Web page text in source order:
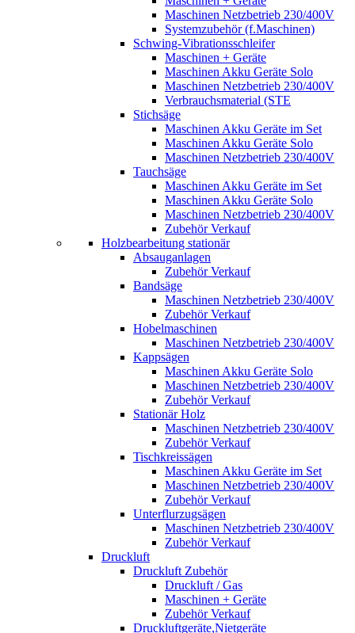
Maschinen Netzbetrieb 230/400V
Systemzubehör (f.Maschinen)
Schwing-Vibrationsschleifer
Maschinen + Geräte
Maschinen Akku Geräte Solo
Maschinen Netzbetrieb 230/400V
Verbrauchsmaterial (STE
Stichsäge
Maschinen Akku Geräte im Set
Maschinen Akku Geräte Solo
Maschinen Netzbetrieb 230/400V
Tauchsäge
Maschinen Akku Geräte im Set
Maschinen Akku Geräte Solo
Maschinen Netzbetrieb 230/400V
Zubehör Verkauf
Holzbearbeitung stationär
Absauganlagen
Zubehör Verkauf
Bandsäge
Maschinen Netzbetrieb 230/400V
Zubehör Verkauf
Hobelmaschinen
Maschinen Netzbetrieb 230/400V
Kappsägen
Maschinen Akku Geräte Solo
Maschinen Netzbetrieb 230/400V
Zubehör Verkauf
Stationär Holz
Maschinen Netzbetrieb 230/400V
Zubehör Verkauf
Tischkreissägen
Maschinen Akku Geräte im Set
Maschinen Netzbetrieb 230/400V
Zubehör Verkauf
Unterflurzugsägen
Maschinen Netzbetrieb 230/400V
Zubehör Verkauf
Druckluft
Druckluft Zubehör
Druckluft / Gas
Maschinen + Geräte
Zubehör Verkauf
Druckluftgeräte,Nietgeräte